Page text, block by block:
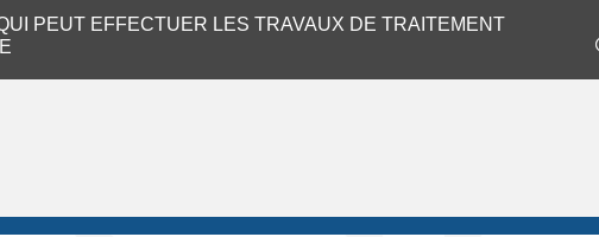
PEUT EFFECTUER LES TRAVAUX DE TRAITEMENT